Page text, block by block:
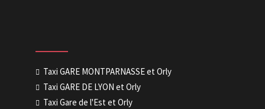
Taxi GARE MONTPARNASSE et Orly
Taxi GARE DE LYON et Orly
Taxi Gare de l'Est et Orly